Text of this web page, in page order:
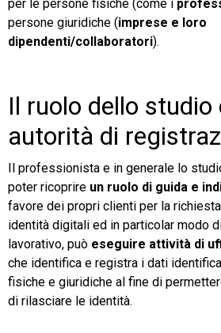
per le persone fisiche (come i
persone giuridiche (imprese e loro
dipendenti/collaboratori).
Il ruolo dello studio
autorità di
Il professionista e in generale lo
poter ricoprire un ruolo di guida e
favore dei propri clienti per la
identità digitali ed in particolar modo
lavorativo, può eseguire attività di
che identifica e registra i dati
fisiche e giuridiche al fine di
di rilasciare le identità.